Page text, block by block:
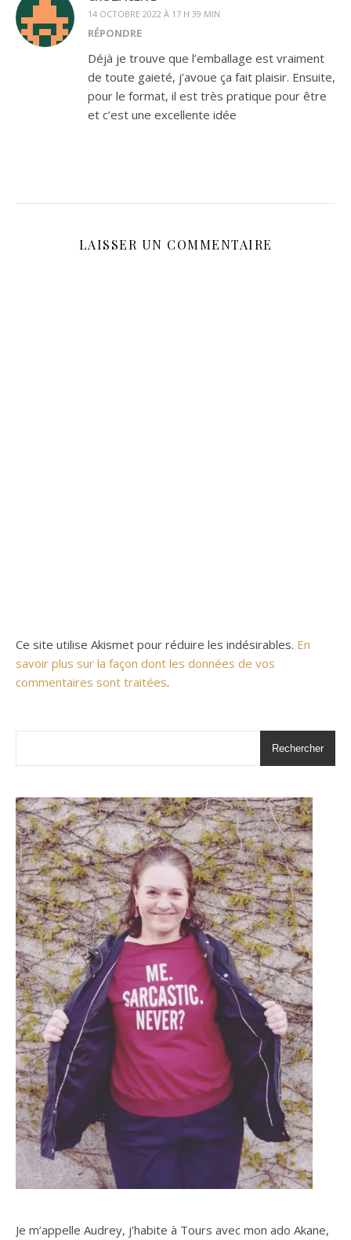
14 OCTOBRE 2022 À 17 H 39 MIN
RÉPONDRE
Déjà je trouve que l’emballage est vraiment
de toute gaieté, j’avoue ça fait plaisir. Ensuite,
pour le format, il est très pratique pour être
et c’est une excellente idée
LAISSER UN COMMENTAIRE
Ce site utilise Akismet pour réduire les indésirables. En
savoir plus sur la façon dont les données de vos
commentaires sont traitées.
Rechercher
Je m’appelle Audrey, j’habite à Tours avec mon ado Akane,